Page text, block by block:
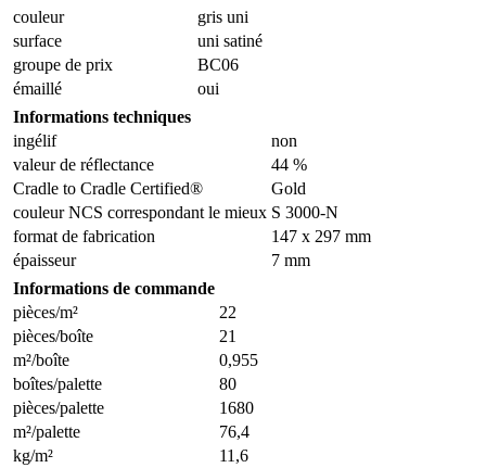
couleur
gris uni
surface
uni satiné
groupe de prix
BC06
émaillé
oui
Informations techniques
ingélif
non
valeur de réflectance
44 %
Cradle to Cradle Certified®
Gold
couleur NCS correspondant le mieux S 3000-N
format de fabrication
147 x 297 mm
épaisseur
7 mm
Informations de commande
pièces/m²
22
pièces/boîte
21
m²/boîte
0,955
boîtes/palette
80
pièces/palette
1680
m²/palette
76,4
kg/m²
11,6